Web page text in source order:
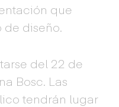
que
diseño.
del 22 de
Bosc. Las
tendrán lugar